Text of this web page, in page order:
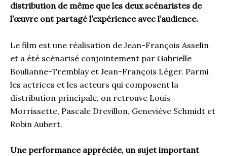
distribution de même que les deux scénaristes de
l’œuvre ont partagé l’expérience avec l’audience.
Le film est une réalisation de Jean-François Asselin
et a été scénarisé conjointement par Gabrielle
Boulianne-Tremblay et Jean-François Léger. Parmi
les actrices et les acteurs qui composent la
distribution principale, on retrouve Louis
Morrissette, Pascale Drevillon, Geneviève Schmidt et
Robin Aubert.
Une performance appréciée, un sujet important